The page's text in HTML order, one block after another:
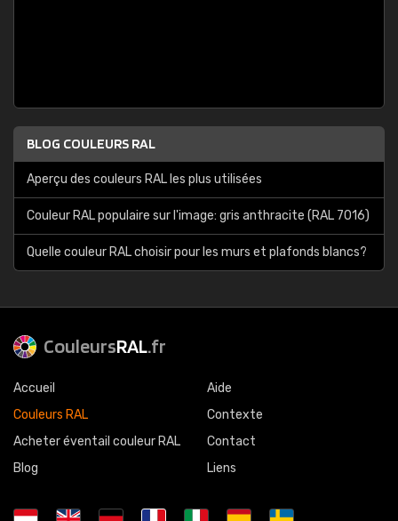
BLOG COULEURS RAL
Aperçu des couleurs RAL les plus utilisées
Couleur RAL populaire sur l'image: gris anthracite (RAL 7016)
Quelle couleur RAL choisir pour les murs et plafonds blancs?
CouleursRAL.fr
Accueil
Couleurs RAL
Acheter éventail couleur RAL
Blog
Aide
Contexte
Contact
Liens